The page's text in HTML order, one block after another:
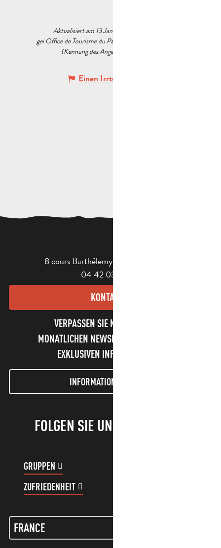
Aktualisiert am 13 Januar 2026 Um 17:09
gei Office de Tourisme du Pays d’Aubagne et de l’Étoile
(Kennung des Angebots :
Einen Irrtum angeben
8 cours Barthélemy - 13400 Aubagne
04 42 03 49 98
KONTAKT
VERPASSEN SIE NICHT UNSEREN
MONATLICHEN NEWSLETTER UND UNSERE
EXKLUSIVEN INFORMATIONEN!
INFORMATIONEN LETTER
FOLGEN SIE UNS!
GRUPPEN
ZUFRIEDENHEIT